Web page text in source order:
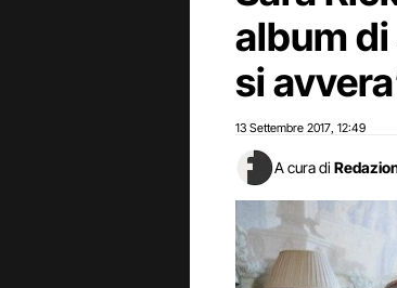
album
si
13 Settembre 2017 12:49
A cura di